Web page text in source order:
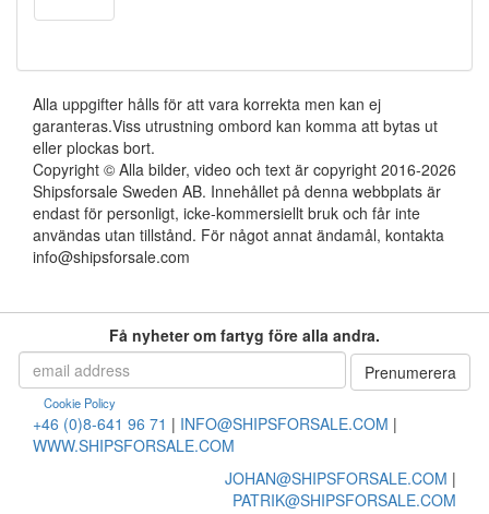
Alla uppgifter hålls för att vara korrekta men kan ej
garanteras.Viss utrustning ombord kan komma att bytas ut
eller plockas bort.
Copyright © Alla bilder, video och text är copyright 2016-2026
Shipsforsale Sweden AB. Innehållet på denna webbplats är
endast för personligt, icke-kommersiellt bruk och får inte
användas utan tillstånd. För något annat ändamål, kontakta
info@shipsforsale.com
Få nyheter om fartyg före alla andra.
Cookie Policy
+46 (0)8-641 96 71 | INFO@SHIPSFORSALE.COM |
WWW.SHIPSFORSALE.COM
JOHAN@SHIPSFORSALE.COM |
PATRIK@SHIPSFORSALE.COM